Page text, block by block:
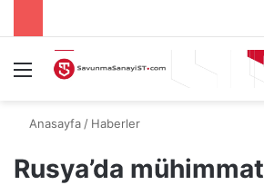
Menü
Anasayfa / Haberler
Rusya’da mühimmat